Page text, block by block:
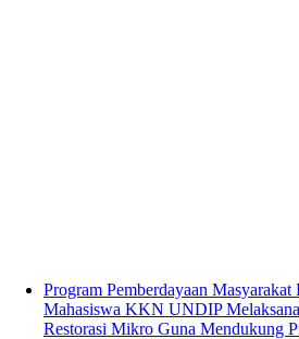
Program Pemberdayaan
Mahasiswa KKN UNDIP
Restorasi Mikro Guna Mendukung